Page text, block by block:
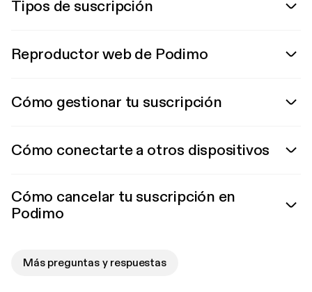
Tipos de suscripción
Reproductor web de Podimo
Cómo gestionar tu suscripción
Cómo conectarte a otros dispositivos
Cómo cancelar tu suscripción en
Podimo
Más preguntas y respuestas